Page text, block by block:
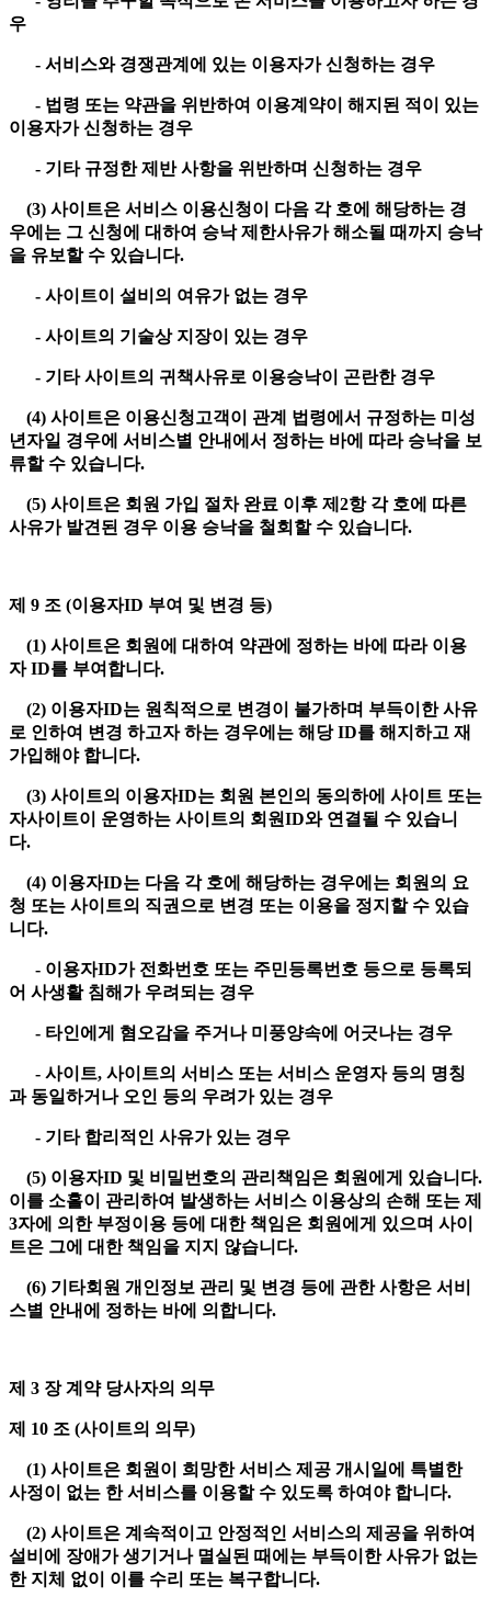
우
- 서비스와 경쟁관계에 있는 이용자가 신청하는 경우
- 법령 또는 약관을 위반하여 이용계약이 해지된 적이 있는
이용자가 신청하는 경우
- 기타 규정한 제반 사항을 위반하며 신청하는 경우
(3) 사이트은 서비스 이용신청이 다음 각 호에 해당하는 경
우에는 그 신청에 대하여 승낙 제한사유가 해소될 때까지 승낙
을 유보할 수 있습니다.
- 사이트이 설비의 여유가 없는 경우
- 사이트의 기술상 지장이 있는 경우
- 기타 사이트의 귀책사유로 이용승낙이 곤란한 경우
(4) 사이트은 이용신청고객이 관계 법령에서 규정하는 미성
년자일 경우에 서비스별 안내에서 정하는 바에 따라 승낙을 보
류할 수 있습니다.
(5) 사이트은 회원 가입 절차 완료 이후 제2항 각 호에 따른
사유가 발견된 경우 이용 승낙을 철회할 수 있습니다.
제 9 조 (이용자ID 부여 및 변경 등)
(1) 사이트은 회원에 대하여 약관에 정하는 바에 따라 이용
자 ID를 부여합니다.
(2) 이용자ID는 원칙적으로 변경이 불가하며 부득이한 사유
로 인하여 변경 하고자 하는 경우에는 해당 ID를 해지하고 재
가입해야 합니다.
(3) 사이트의 이용자ID는 회원 본인의 동의하에 사이트 또는
자사이트이 운영하는 사이트의 회원ID와 연결될 수 있습니
다.
(4) 이용자ID는 다음 각 호에 해당하는 경우에는 회원의 요
청 또는 사이트의 직권으로 변경 또는 이용을 정지할 수 있습
니다.
- 이용자ID가 전화번호 또는 주민등록번호 등으로 등록되
어 사생활 침해가 우려되는 경우
- 타인에게 혐오감을 주거나 미풍양속에 어긋나는 경우
- 사이트, 사이트의 서비스 또는 서비스 운영자 등의 명칭
과 동일하거나 오인 등의 우려가 있는 경우
- 기타 합리적인 사유가 있는 경우
(5) 이용자ID 및 비밀번호의 관리책임은 회원에게 있습니다.
이를 소홀이 관리하여 발생하는 서비스 이용상의 손해 또는 제
3자에 의한 부정이용 등에 대한 책임은 회원에게 있으며 사이
트은 그에 대한 책임을 지지 않습니다.
(6) 기타회원 개인정보 관리 및 변경 등에 관한 사항은 서비
스별 안내에 정하는 바에 의합니다.
제 3 장 계약 당사자의 의무
제 10 조 (사이트의 의무)
(1) 사이트은 회원이 희망한 서비스 제공 개시일에 특별한
사정이 없는 한 서비스를 이용할 수 있도록 하여야 합니다.
(2) 사이트은 계속적이고 안정적인 서비스의 제공을 위하여
설비에 장애가 생기거나 멸실된 때에는 부득이한 사유가 없는
한 지체 없이 이를 수리 또는 복구합니다.